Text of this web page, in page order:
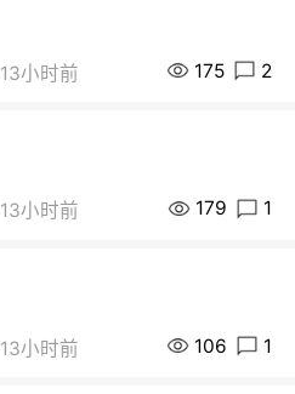
13小时前 175 2
13小时前 179 1
13小时前 106 1